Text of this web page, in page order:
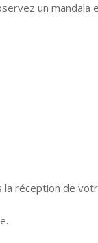
un mandala
réception de